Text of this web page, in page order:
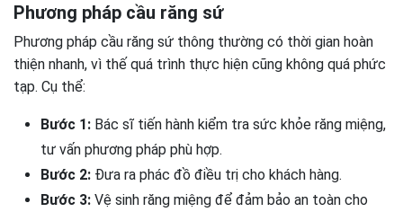
Phương pháp cầu răng sứ
Phương pháp cầu răng sứ thông thường có thời gian hoàn
thiện nhanh, vì thế quá trình thực hiện cũng không quá phức
tạp. Cụ thể:
Bước 1: Bác sĩ tiến hành kiểm tra sức khỏe răng miệng,
tư vấn phương pháp phù hợp.
Bước 2: Đưa ra phác đồ điều trị cho khách hàng.
Bước 3: Vệ sinh răng miệng để đảm bảo an toàn cho